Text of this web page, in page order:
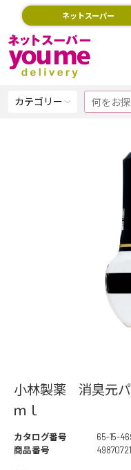
ネットスーパー
カテゴリー
小林製薬 消臭元
ｍｌ
カタログ番号
65-15-
商品番号